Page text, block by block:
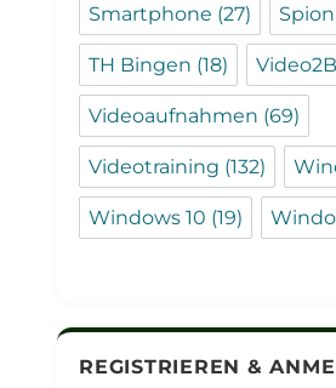
Smartphone (27)
TH Bingen (18)
Videoaufnahmen (69)
Videotraining (132)
Windows 10 (19)
REGISTRIEREN &